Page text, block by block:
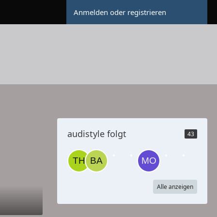
Anmelden oder registrieren
audistyle folgt 43
Alle anzeigen